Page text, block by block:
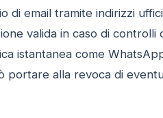
di email tramite indirizzi
valida in caso di controlli
istantanea come
portare alla revoca di